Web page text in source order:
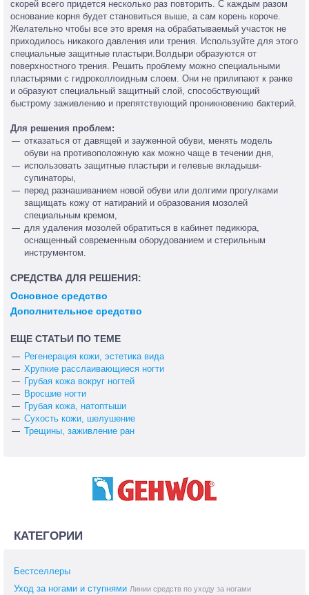
скорей всего придется несколько раз повторить. С каждым разом
основание корня будет становиться выше, а сам корень короче.
Желательно чтобы все это время на обрабатываемый участок не
приходилось никакого давления или трения. Используйте для этого
специальные защитные пластыри.Волдыри образуются от
поверхностного трения. Решить проблему можно специальными
пластырями с гидроколлоидным слоем. Они не прилипают к ранке
и образуют специальный защитный слой, способствующий
быстрому заживлению и препятствующий проникновению бактерий.
Для решения проблем:
отказаться от давящей и зауженной обуви, менять модель
обуви на противоположную как можно чаще в течении дня,
использовать защитные пластыри и гелевые вкладыши-
супинаторы,
перед разнашиванием новой обуви или долгими прогулками
защищать кожу от натираний и образования мозолей
специальным кремом,
для удаления мозолей обратиться в кабинет педикюра,
оснащенный современным оборудованием и стерильным
инструментом.
СРЕДСТВА ДЛЯ РЕШЕНИЯ:
Основное средство
Дополнительное средство
ЕЩЕ СТАТЬИ ПО ТЕМЕ
Регенерация кожи, эстетика вида
Хрупкие расслаивающиеся ногти
Грубая кожа вокруг ногтей
Вросшие ногти
Грубая кожа, натоптыши
Сухость кожи, шелушение
Трещины, заживление ран
КАТЕГОРИИ
Бестселлеры
Уход за ногами и ступнями Линии средств по уходу за ногами